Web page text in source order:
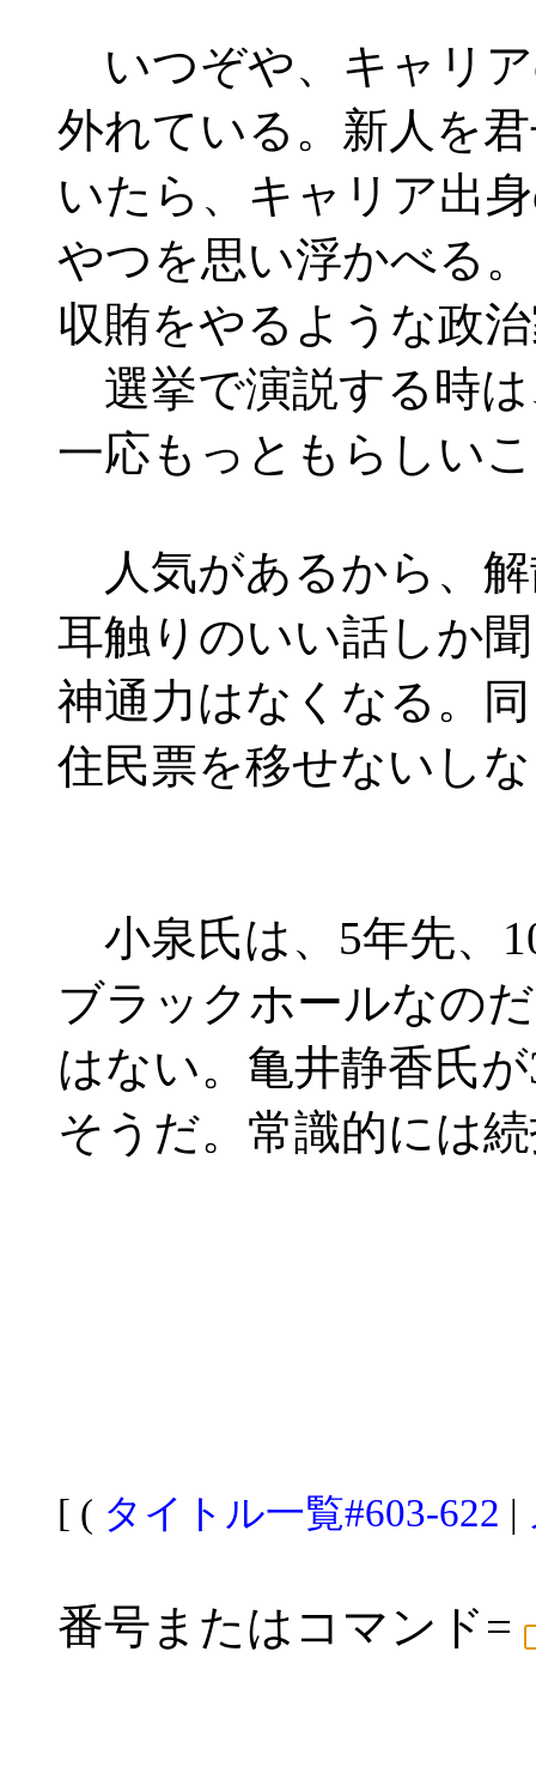
いつぞや、キャリア
外れている。新人を
いたら、キャリア出
やつを思い浮かべる
収賄をやるような政
選挙で演説する時は
一応もっともらしい
人気があるから、
耳触りのいい話しか
神通力はなくなる。
住民票を移せないし
小泉氏は、5年先、
ブラックホールなの
はない。亀井静香氏
そうだ。常識的には
[ ( タイトル一覧#603-622 |
番号またはコマンド=